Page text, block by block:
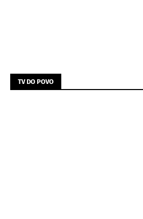
TV DO POVO